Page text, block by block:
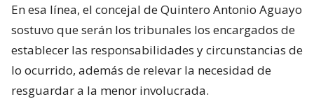
En esa línea, el concejal de Quintero Antonio Aguayo
sostuvo que serán los tribunales los encargados de
establecer las responsabilidades y circunstancias de
lo ocurrido, además de relevar la necesidad de
resguardar a la menor involucrada.